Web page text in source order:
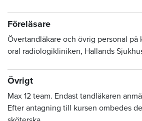
Föreläsare
Övertandläkare och övrig personal på
oral radiologikliniken, Hallands
Övrigt
Max 12 team. Endast tandläkaren
Efter antagning till kursen ombedes